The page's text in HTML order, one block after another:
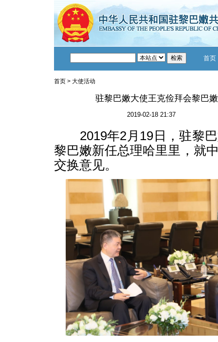
首页
首页 > 大使活动
驻黎巴嫩大使王克俭拜会黎巴
2019-02-18 21:37
2019年2月19日，驻黎巴
黎巴嫩新任总理哈里里，就
交换意见。